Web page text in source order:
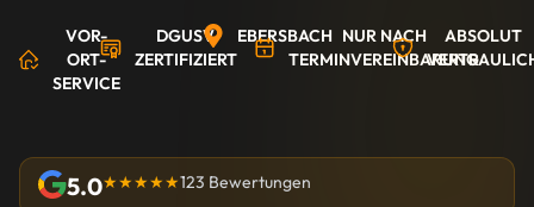
VOR-
ORT-
SERVICE
DGUSV
ZERTIFIZIERT
EBERSBACH NUR NACH
TERMINVEREINBARUNG
ABSOLUT
5.0★★★★★123 Bewertungen